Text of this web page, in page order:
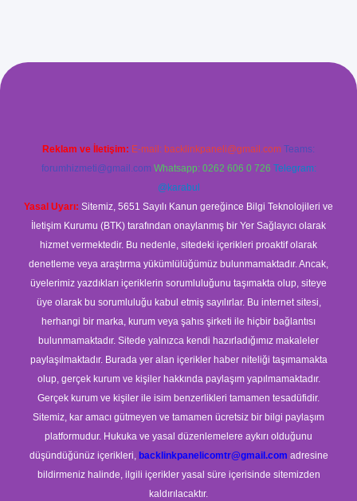
Reklam ve İletişim: E-mail: backlinkpaneli@gmail.com Teams:
forumhizmeti@gmail.com Whatsapp: 0262 606 0 726 Telegram:
@karabul
Yasal Uyarı: Sitemiz, 5651 Sayılı Kanun gereğince Bilgi Teknolojileri ve
İletişim Kurumu (BTK) tarafından onaylanmış bir Yer Sağlayıcı olarak
hizmet vermektedir. Bu nedenle, sitedeki içerikleri proaktif olarak
denetleme veya araştırma yükümlülüğümüz bulunmamaktadır. Ancak,
üyelerimiz yazdıkları içeriklerin sorumluluğunu taşımakta olup, siteye
üye olarak bu sorumluluğu kabul etmiş sayılırlar. Bu internet sitesi,
herhangi bir marka, kurum veya şahıs şirketi ile hiçbir bağlantısı
bulunmamaktadır. Sitede yalnızca kendi hazırladığımız makaleler
paylaşılmaktadır. Burada yer alan içerikler haber niteliği taşımamakta
olup, gerçek kurum ve kişiler hakkında paylaşım yapılmamaktadır.
Gerçek kurum ve kişiler ile isim benzerlikleri tamamen tesadüfidir.
Sitemiz, kar amacı gütmeyen ve tamamen ücretsiz bir bilgi paylaşım
platformudur. Hukuka ve yasal düzenlemelere aykırı olduğunu
düşündüğünüz içerikleri, backlinkpanelicomtr@gmail.com adresine
bildirmeniz halinde, ilgili içerikler yasal süre içerisinde sitemizden
kaldırılacaktır.